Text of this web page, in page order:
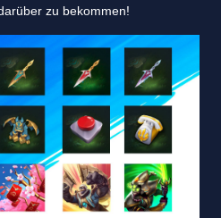
zu bekommen!